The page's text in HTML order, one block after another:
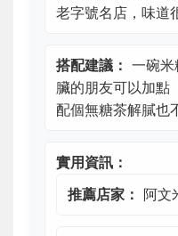
老字號名店，味道
搭配建議： 一碗米
臟的朋友可以加點
配個無糖茶解膩也
實用資訊：
推薦店家： 阿文